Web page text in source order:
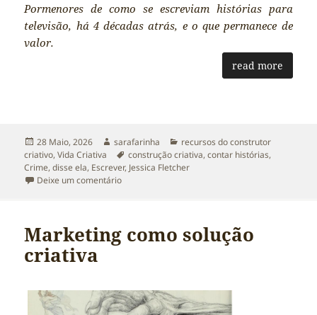
Pormenores de como se escreviam histórias para
televisão, há 4 décadas atrás, e o que permanece de
valor.
read more
Publicado
a
28 Maio, 2026 Autor
sarafarinha Categorias
recursos do construtor
criativo,Vida Criativa Etiquetas
construção criativa,contar histórias,
Crime,disse ela, Escrever, Jessica Fletcher
Deixe um comentáriosobre Crime, Disse Ela. Recursos, Digo Eu.
Marketing como solução
criativa